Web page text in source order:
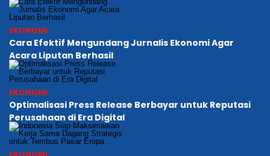
EKONOMI
Cara Efektif Mengundang Jurnalis Ekonomi Agar
Acara Liputan Berhasil
EKONOMI
Optimalisasi Press Release Berbayar untuk Reputasi
Perusahaan di Era Digital